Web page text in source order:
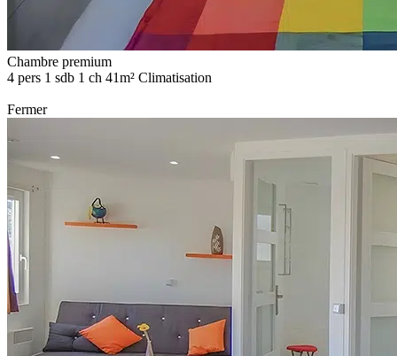
Chambre premium
4 pers 1 sdb 1 ch 41m² Climatisation
Fermer